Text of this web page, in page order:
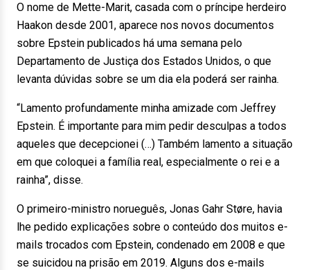
O nome de Mette-Marit, casada com o príncipe herdeiro
Haakon desde 2001, aparece nos novos documentos
sobre Epstein publicados há uma semana pelo
Departamento de Justiça dos Estados Unidos, o que
levanta dúvidas sobre se um dia ela poderá ser rainha.
“Lamento profundamente minha amizade com Jeffrey
Epstein. É importante para mim pedir desculpas a todos
aqueles que decepcionei (…) Também lamento a situação
em que coloquei a família real, especialmente o rei e a
rainha”, disse.
O primeiro-ministro norueguês, Jonas Gahr Støre, havia
lhe pedido explicações sobre o conteúdo dos muitos e-
mails trocados com Epstein, condenado em 2008 e que
se suicidou na prisão em 2019. Alguns dos e-mails